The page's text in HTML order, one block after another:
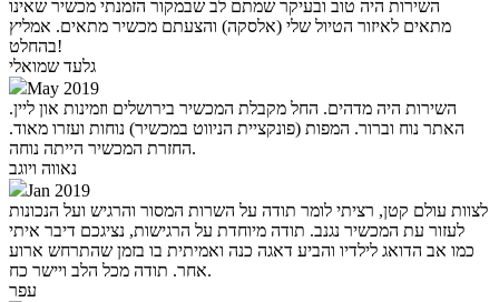
השירות היה טוב ובעיקר שמתם לב שבמקור הזמנתי מכשיר שאינו
מתאים לאיזור הטיול שלי (אלסקה) והצעתם מכשיר מתאים. אמליץ
בהחלט!
גלעד שמואלי
May 2019
השירות היה מדהים. החל מקבלת המכשיר בירושלים וזמינות און ליין.
האתר נוח וברור. המפות (פונקציית הניווט במכשיר) נוחות ועזרו מאוד.
החזרת המכשיר הייתה נוחה.
נאווה ויוגב
Jan 2019
לצוות עולם קטן, רציתי לומר תודה על השרות המסור והרגיש ועל הנכונות
לעזור עת המכשיר נגנב. תודה מיוחדת על הרגישות, נציגכם דיבר איתי
כמו אב הדואג לילדיו והביע דאגה כנה ואמיתית בו בזמן שהתרחש ארוע
אחר. תודה מכל הלב ויישר כח.
עפר